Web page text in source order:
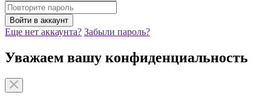
Еще нет аккаунта? Забыли пароль?
Уважаем вашу конфиденциальность